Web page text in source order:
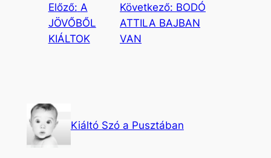
Előző: A
JÖVŐBŐL
KIÁLTOK
Következő: BODÓ
ATTILA BAJBAN
VAN
Kiáltó Szó a Pusztában